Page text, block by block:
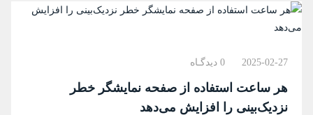
2025-02-27 0 دیدگـاه
هر ساعت استفاده از صفحه نمایشگر خطر
نزدیک‌بینی را افزایش می‌دهد